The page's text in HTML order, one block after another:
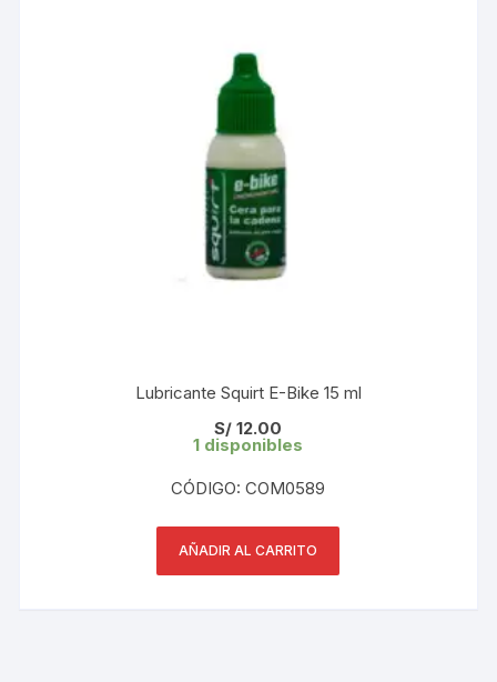
Lubricante Squirt E-Bike 15 ml
S/ 12.00
1 disponibles
CÓDIGO: COM0589
AÑADIR AL CARRITO